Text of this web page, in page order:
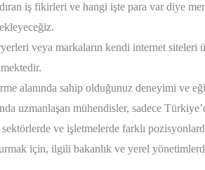
iş fikirleri ve hangi işte para var diye
veya markaların kendi internet
alanında sahip olduğunuz deneyimi ve
uzmanlaşan mühendisler, sadece
ve işletmelerde farklı
için, ilgili bakanlık ve yerel